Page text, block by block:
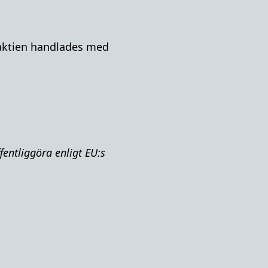
handlades med
enligt EU:s